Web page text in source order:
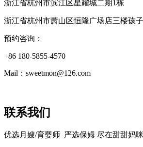
浙江省杭州市滨江区星耀城二期1栋
浙江省杭州市萧山区恒隆广场店三楼孩
预约咨询：
+86 180-5855-4570
Mail：sweetmon@126.com
联系我们
优选月嫂/育婴师 严选保姆 尽在甜甜妈咪